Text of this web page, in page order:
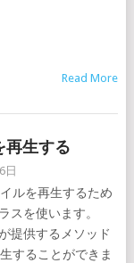
Read More
再生する
日
ルを再生するため
スを使います。
提供するメソッド
することができま